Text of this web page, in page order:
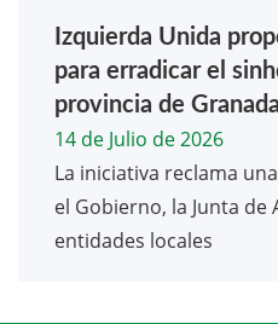
Izquierda Unida
para erradicar el
provincia de Granada
14 de Julio de 2026
La iniciativa reclama
el Gobierno, la Junta de
entidades locales